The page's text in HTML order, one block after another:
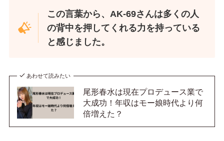
この言葉から、AK-69さんは多くの人
の背中を押してくれる力を持っている
と感じました。
あわせて読みたい
尾形春水は現在プロデュース業で
大成功！年収はモー娘時代より何
倍増えた？